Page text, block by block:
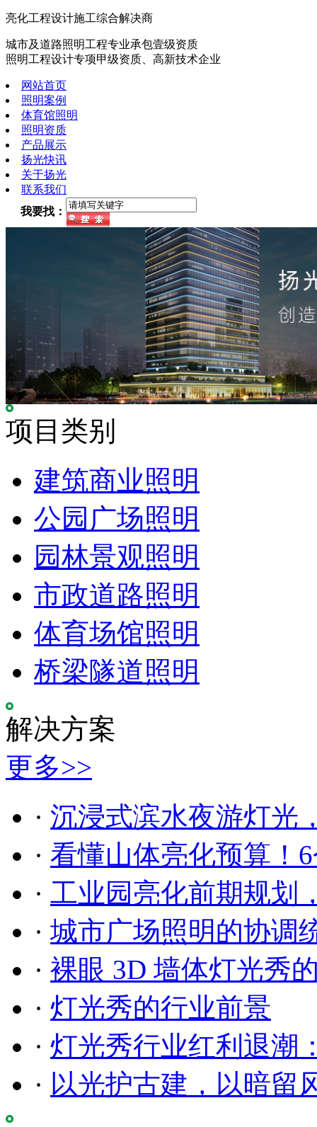
亮化工程设计施工综合解决商
城市及道路照明工程专业承包壹级资质
照明工程设计专项甲级资质、高新技术企业
网站首页
照明案例
体育馆照明
照明资质
产品展示
扬光快讯
关于扬光
联系我们
我要找：
项目类别
建筑商业照明
公园广场照明
园林景观照明
市政道路照明
体育场馆照明
桥梁隧道照明
解决方案
更多>>
· 沉浸式滨水夜游灯光
· 看懂山体亮化预算！
· 工业园亮化前期规划
· 城市广场照明的协调
· 裸眼 3D 墙体灯光秀
· 灯光秀的行业前景
· 灯光秀行业红利退潮
· 以光护古建，以暗留